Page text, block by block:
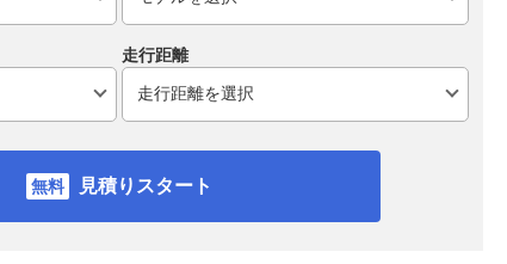
走行距離
見積りスタート